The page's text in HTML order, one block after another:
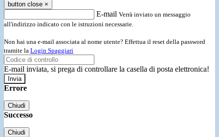
button close ×
E-mail Verrà inviato un messaggio
all'indirizzo indicato con le istruzioni necessarie.
Non hai una e-mail associata al nome utente? Effettua il reset della password
tramite la Login Spaggiari
E-mail inviata, si prega di controllare la casella di posta elettronica!
Errore
Chiudi
Successo
Chiudi